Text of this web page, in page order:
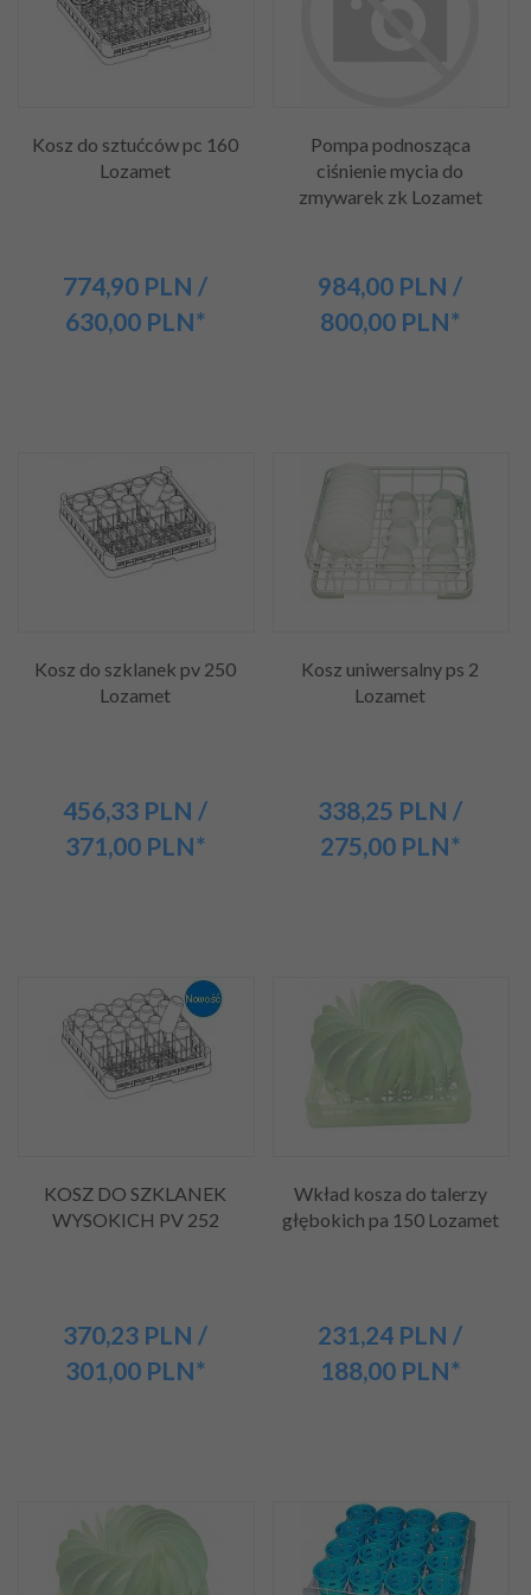
Kosz do sztućców pc 160
Lozamet
774,90 PLN /
630,00 PLN*
Pompa podnosząca
ciśnienie mycia do
zmywarek zk Lozamet
984,00 PLN /
800,00 PLN*
Kosz do szklanek pv 250
Lozamet
456,33 PLN /
371,00 PLN*
Kosz uniwersalny ps 2
Lozamet
338,25 PLN /
275,00 PLN*
KOSZ DO SZKLANEK
WYSOKICH PV 252
370,23 PLN /
301,00 PLN*
Wkład kosza do talerzy
głębokich pa 150 Lozamet
231,24 PLN /
188,00 PLN*